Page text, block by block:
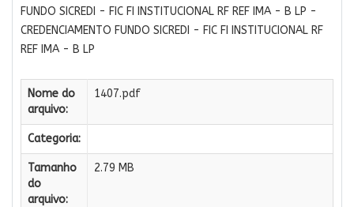
FUNDO SICREDI - FIC FI INSTITUCIONAL RF REF IMA - B LP -
CREDENCIAMENTO FUNDO SICREDI - FIC FI INSTITUCIONAL RF
REF IMA - B LP
Nome do
arquivo:
1407.pdf
Categoria:
Tamanho
do
arquivo:
2.79 MB